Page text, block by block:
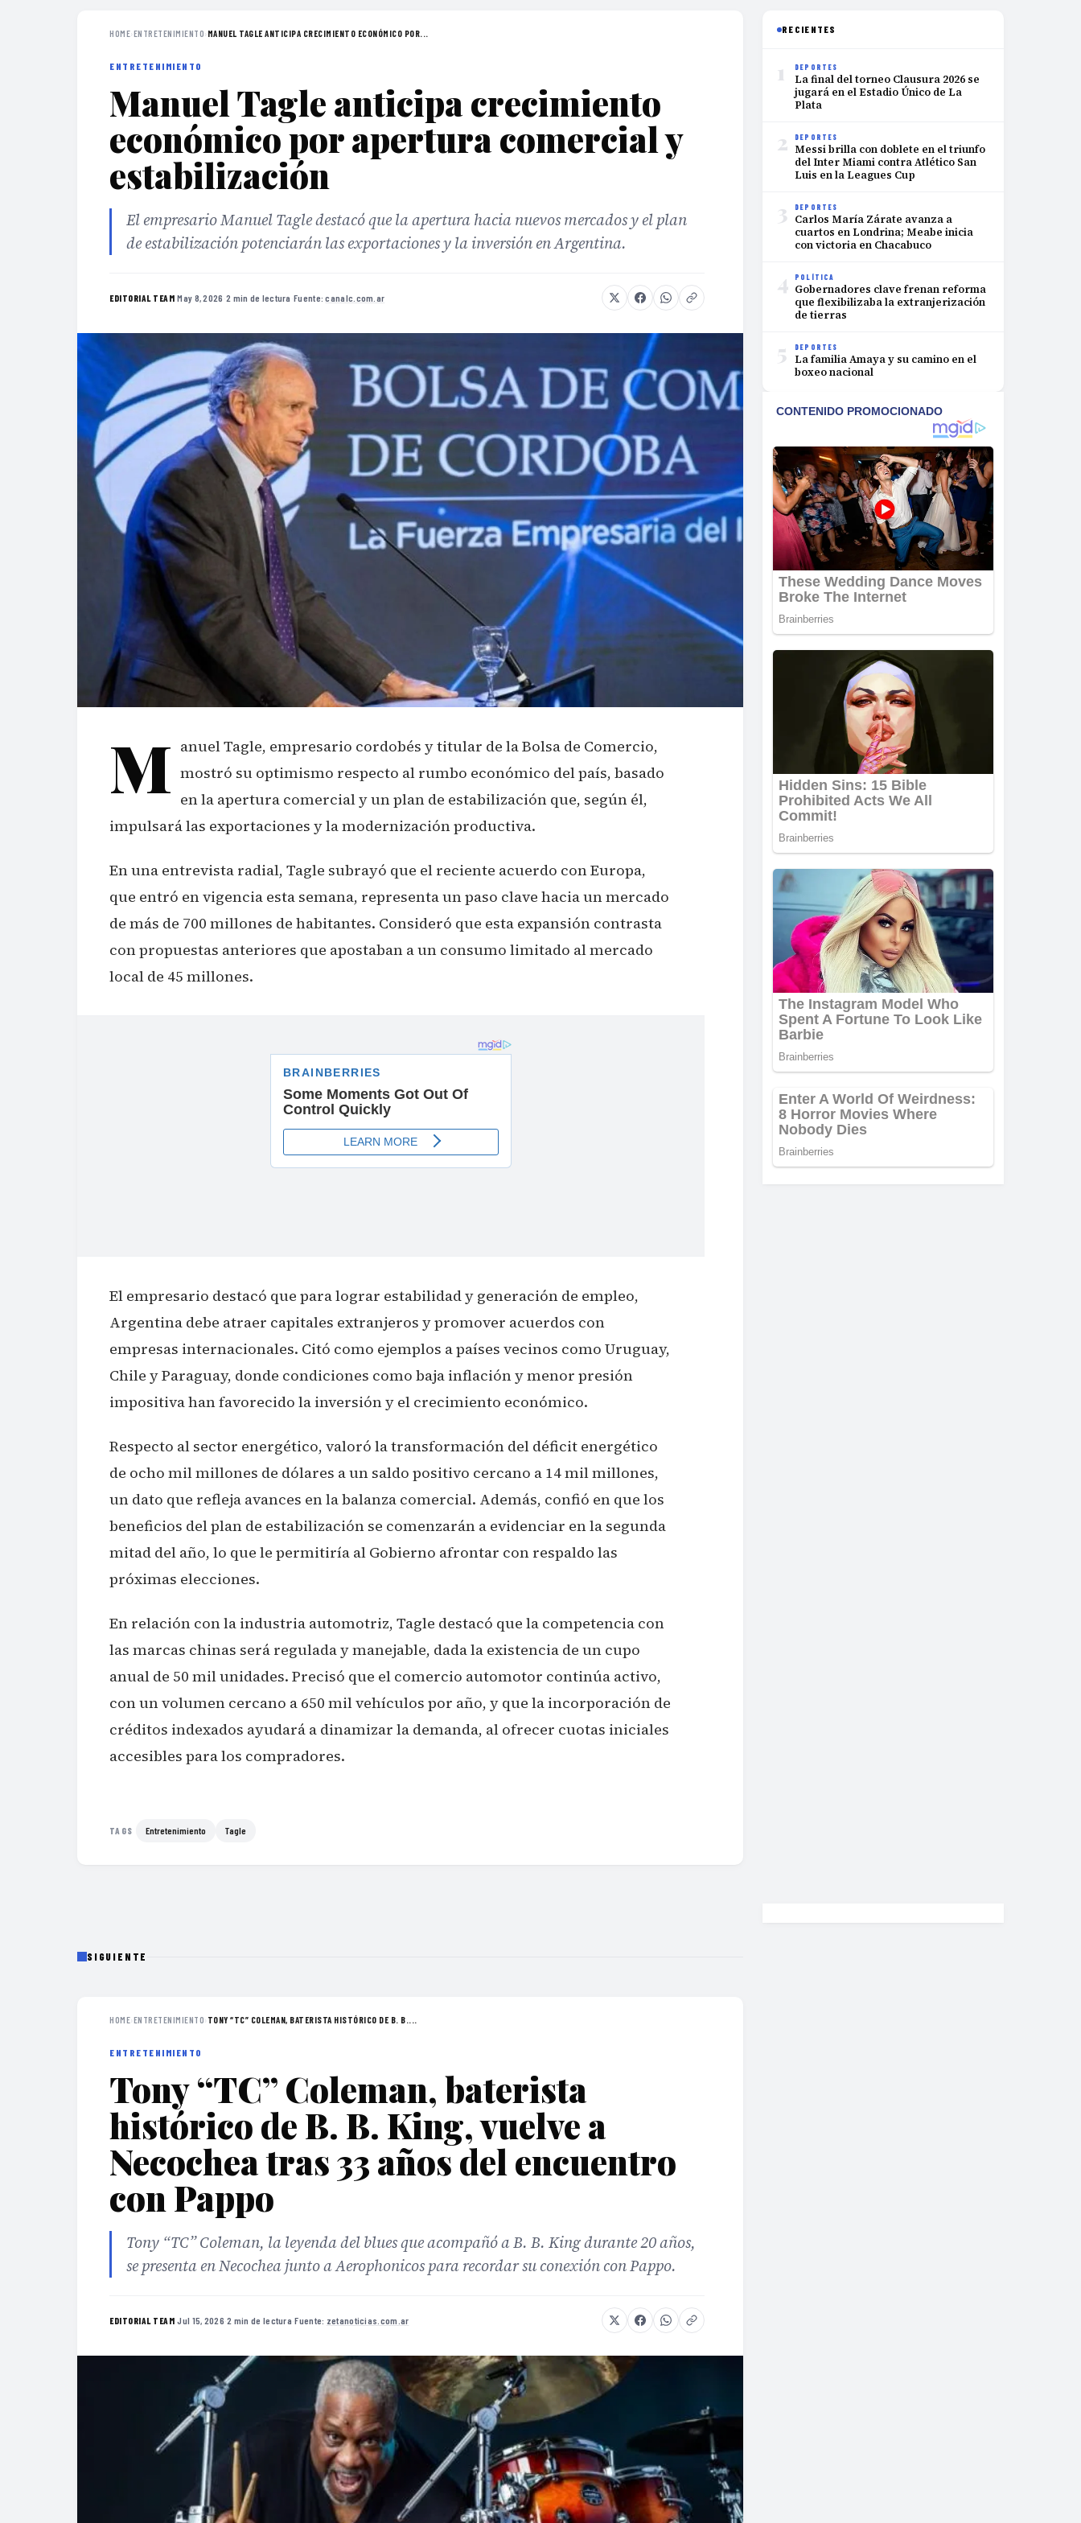
HOME›ENTRETENIMIENTO› MANUEL TAGLE ANTICIPA CRECIMIENTO ECONÓMICO POR...
ENTRETENIMIENTO
Manuel Tagle anticipa crecimiento
económico por apertura comercial y
estabilización
El empresario Manuel Tagle destacó que la apertura hacia nuevos mercados y el plan
de estabilización potenciarán las exportaciones y la inversión en Argentina.
EDITORIAL TEAM·May 8, 2026 ·2 min de lectura ·Fuente:canalc.com.ar
M anuel Tagle, empresario cordobés y titular de la Bolsa de Comercio,
mostró su optimismo respecto al rumbo económico del país, basado
en la apertura comercial y un plan de estabilización que, según él,
impulsará las exportaciones y la modernización productiva.
En una entrevista radial, Tagle subrayó que el reciente acuerdo con Europa,
que entró en vigencia esta semana, representa un paso clave hacia un mercado
de más de 700 millones de habitantes. Consideró que esta expansión contrasta
con propuestas anteriores que apostaban a un consumo limitado al mercado
local de 45 millones.
El empresario destacó que para lograr estabilidad y generación de empleo,
Argentina debe atraer capitales extranjeros y promover acuerdos con
empresas internacionales. Citó como ejemplos a países vecinos como Uruguay,
Chile y Paraguay, donde condiciones como baja inflación y menor presión
impositiva han favorecido la inversión y el crecimiento económico.
Respecto al sector energético, valoró la transformación del déficit energético
de ocho mil millones de dólares a un saldo positivo cercano a 14 mil millones,
un dato que refleja avances en la balanza comercial. Además, confió en que los
beneficios del plan de estabilización se comenzarán a evidenciar en la segunda
mitad del año, lo que le permitiría al Gobierno afrontar con respaldo las
próximas elecciones.
En relación con la industria automotriz, Tagle destacó que la competencia con
las marcas chinas será regulada y manejable, dada la existencia de un cupo
anual de 50 mil unidades. Precisó que el comercio automotor continúa activo,
con un volumen cercano a 650 mil vehículos por año, y que la incorporación de
créditos indexados ayudará a dinamizar la demanda, al ofrecer cuotas iniciales
accesibles para los compradores.
TAGS Entretenimiento Tagle
RECIENTES
1 DEPORTES
La final del torneo Clausura 2026 se
jugará en el Estadio Único de La
Plata
2 DEPORTES
Messi brilla con doblete en el triunfo
del Inter Miami contra Atlético San
Luis en la Leagues Cup
3 DEPORTES
Carlos María Zárate avanza a
cuartos en Londrina; Meabe inicia
con victoria en Chacabuco
4 POLÍTICA
Gobernadores clave frenan reforma
que flexibilizaba la extranjerización
de tierras
5 DEPORTES
La familia Amaya y su camino en el
boxeo nacional
SIGUIENTE
HOME›ENTRETENIMIENTO› TONY “TC” COLEMAN, BATERISTA HISTÓRICO DE B. B....
ENTRETENIMIENTO
Tony “TC” Coleman, baterista
histórico de B. B. King, vuelve a
Necochea tras 33 años del encuentro
con Pappo
Tony “TC” Coleman, la leyenda del blues que acompañó a B. B. King durante 20 años,
se presenta en Necochea junto a Aerophonicos para recordar su conexión con Pappo.
EDITORIAL TEAM·Jul 15, 2026·2 min de lectura·Fuente: zetanoticias.com.ar